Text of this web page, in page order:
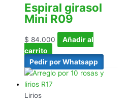
Espiral girasol
Mini R09
$ 84.000
Añadir al
carrito
Pedir por Whatsapp
Lirios